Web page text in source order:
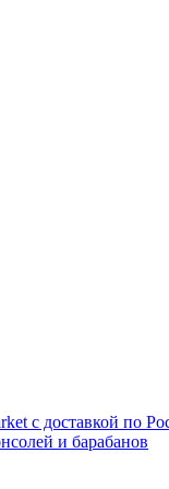
с доставкой по
и барабанов